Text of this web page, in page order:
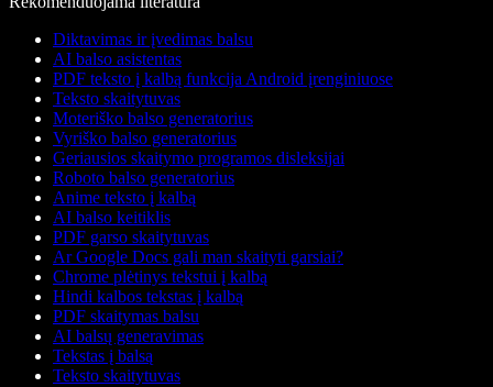
Diktavimas ir įvedimas balsu
AI balso asistentas
PDF teksto į kalbą funkcija Android įrenginiuose
Teksto skaitytuvas
Moteriško balso generatorius
Vyriško balso generatorius
Geriausios skaitymo programos disleksijai
Roboto balso generatorius
Anime teksto į kalbą
AI balso keitiklis
PDF garso skaitytuvas
Ar Google Docs gali man skaityti garsiai?
Chrome plėtinys tekstui į kalbą
Hindi kalbos tekstas į kalbą
PDF skaitymas balsu
AI balsų generavimas
Tekstas į balsą
Teksto skaitytuvas